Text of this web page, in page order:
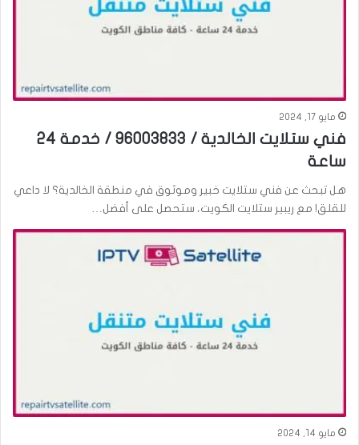
مايو 17, 2024
فني ستلايت الخالدية / 96003833 / خدمة 24
ساعة
هل تبحث عن فني ستلايت خبير وموثوق في منطقة الخالدية؟ لا داعي
للقلق! مع ريبير ستلايت الكويت، ستحصل على أفضل…
مايو 14, 2024